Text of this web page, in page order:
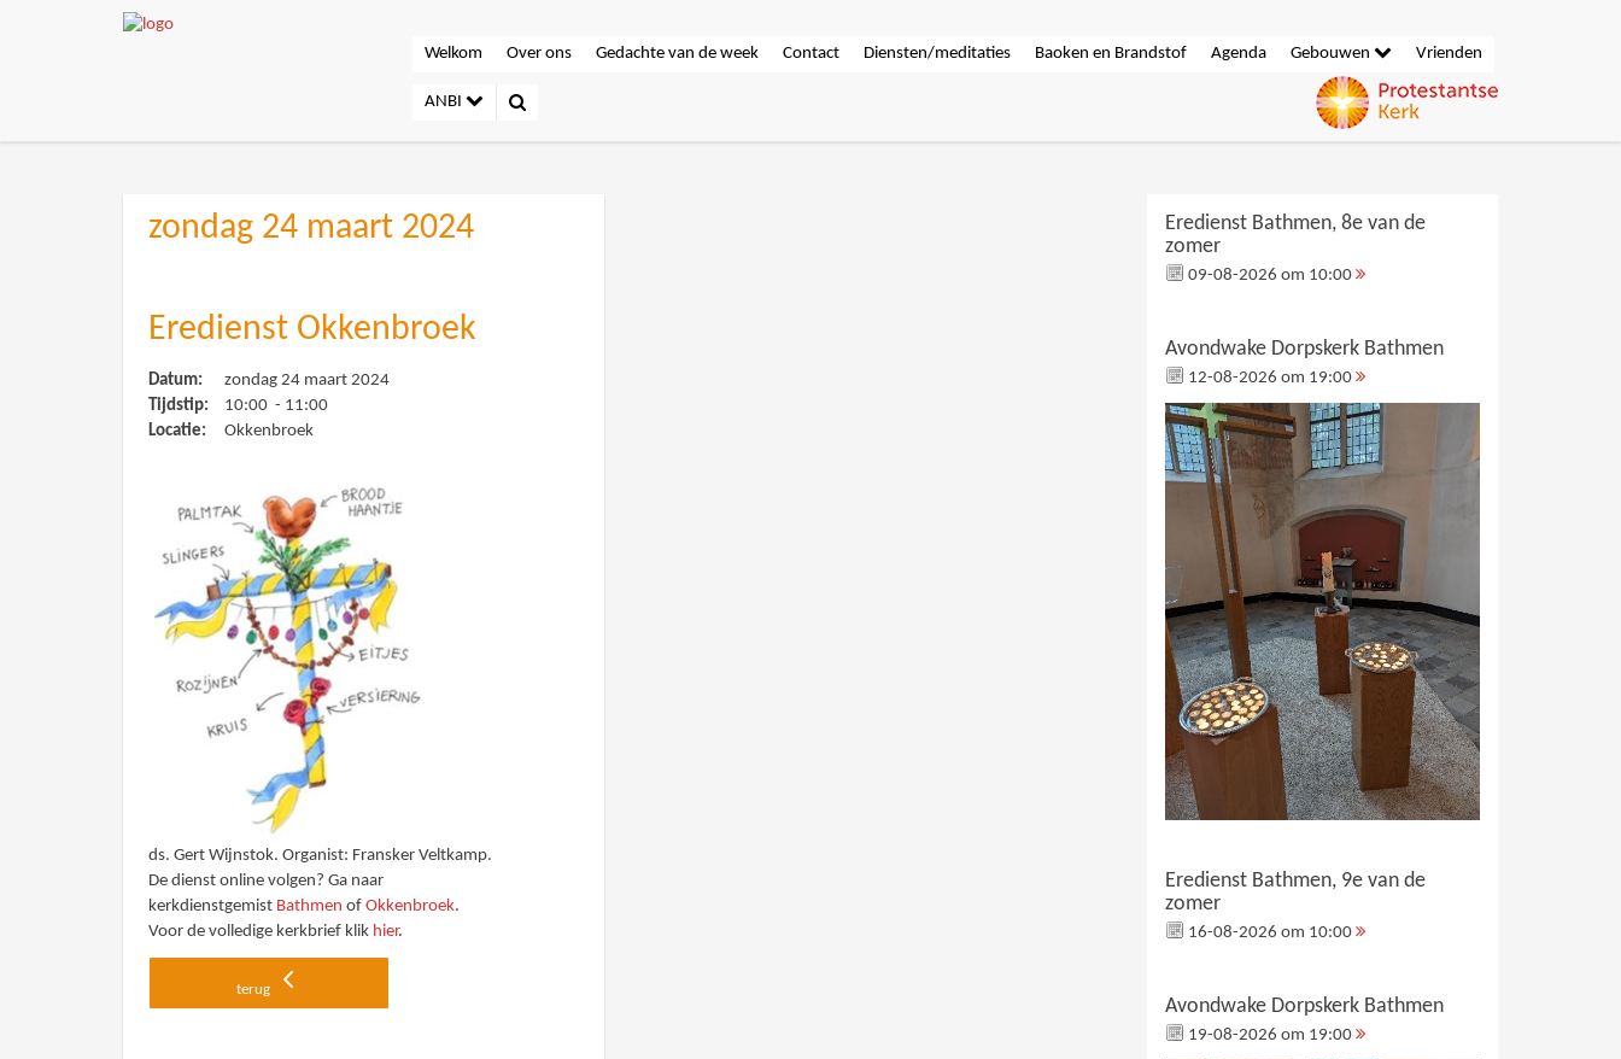
Welkom Over ons Gedachte van de week Contact Diensten/meditaties Baoken en Brandstof Agenda Gebouwen Vrienden
ANBI
zondag 24 maart 2024
Eredienst Okkenbroek
Datum:
zondag 24 maart 2024
Tijdstip:
10:00 - 11:00
Locatie:
Okkenbroek
ds. Gert Wijnstok. Organist: Fransker Veltkamp.
De dienst online volgen? Ga naar
kerkdienstgemist Bathmen ofOkkenbroek.
Voor de volledige kerkbrief klik hier.
terug
Eredienst Bathmen, 8e van de
zomer
09-08-2026 om 10:00
Avondwake Dorpskerk Bathmen
12-08-2026 om 19:00
Eredienst Bathmen, 9e van de
zomer
16-08-2026 om 10:00
Avondwake Dorpskerk Bathmen
19-08-2026 om 19:00